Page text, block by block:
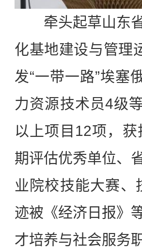
牵头起草山东
化基地建设与管理
发“一带一路”埃塞
力资源技术员4级
以上项目12项，
期评估优秀单位、
业院校技能大赛、
迹被《经济日报》
才培养与社会服务